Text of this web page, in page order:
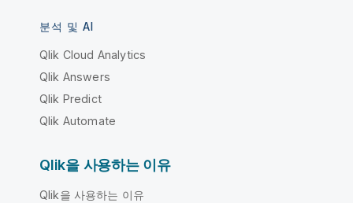
분석 및 AI
Qlik Cloud Analytics
Qlik Answers
Qlik Predict
Qlik Automate
Qlik을 사용하는 이유
Qlik을 사용하는 이유